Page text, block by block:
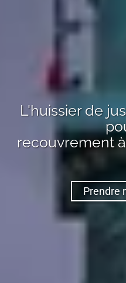
L'huissier de
recouvrement
Prendre